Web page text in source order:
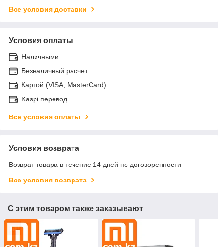
Все условия доставки
Условия оплаты
Наличными
Безналичный расчет
Картой (VISA, MasterCard)
Kaspi перевод
Все условия оплаты
Условия возврата
Возврат товара в течение 14 дней по договоренности
Все условия возврата
С этим товаром также заказывают